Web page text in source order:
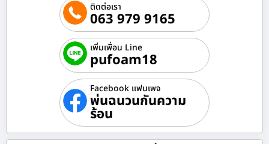
ติดต่อเรา
063 979 9165
เพิ่มเพื่อน Line
pufoam18
Facebook แฟนเพจ
พ่นฉนวนกันความ
ร้อน